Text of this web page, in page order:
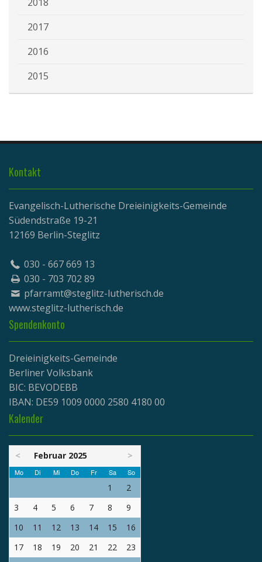
2017
2016
2015
Kontakt
Evangelisch-Lutherische Dreieinigkeits-Gemeinde
Südendstraße 19-21
12169 Berlin-Steglitz
030 - 667 669 13
030 - 703 702 89
pfarramt@steglitz-lutherisch.de
www.steglitz-lutherisch.de
Spendenkonto
Dreieinigkeits-Gemeinde
Berliner Volksbank
BIC: BEVODEBB
IBAN: DE59 1009 0000 2580 4180 00
Kalender
< Februar 2025 >
Mo Di Mi Do Fr Sa So
1
2
3
4 5 6 7 8
9
10
11 12 13 14 15
16
17
18 19 20 21 22
23